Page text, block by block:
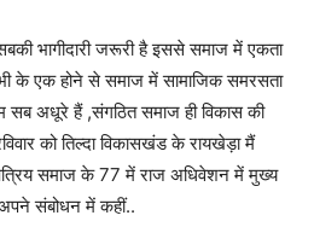
भागीदारी जरूरी है इससे समाज में एकता
के एक होने से समाज में सामाजिक समरसता
सब अधूरे हैं ,संगठित समाज ही विकास की
को तिल्दा विकासखंड के रायखेड़ा मैं
समाज के77में राज अधिवेशन में मुख्य
संबोधन में कहीं..